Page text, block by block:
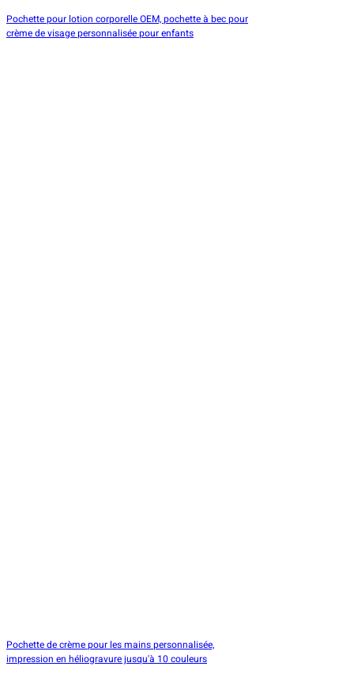
Pochette pour lotion corporelle OEM, pochette à bec pour
crème de visage personnalisée pour enfants
Pochette de crème pour les mains personnalisée,
impression en héliogravure jusqu'à 10 couleurs